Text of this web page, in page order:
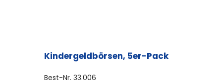
Kindergeldbörsen, 5er-Pack
Best-Nr. 33.006